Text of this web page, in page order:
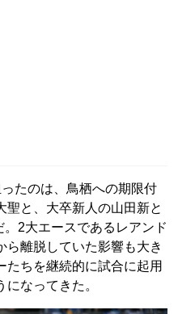
たのは、鳥栖への期限付
聖と、大卒新人の山田新と
。2大エースであるレアンド
ら離脱していた影響も大き
たちを継続的に試合に起用
なってきた。